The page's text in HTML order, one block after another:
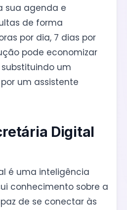
sua agenda e
de forma
por dia, 7 dias por
pode economizar
um
um assistente
Digital
é uma inteligência
conhecimento sobre a
de se conectar às